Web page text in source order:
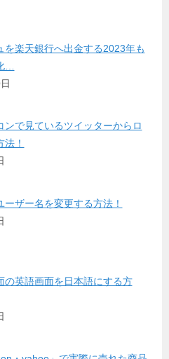
を楽天銀行へ出金する2023年も
…
ンで見ているツイッターからロ
！
ーザー名を変更する方法！
の英語画面を日本語にする方